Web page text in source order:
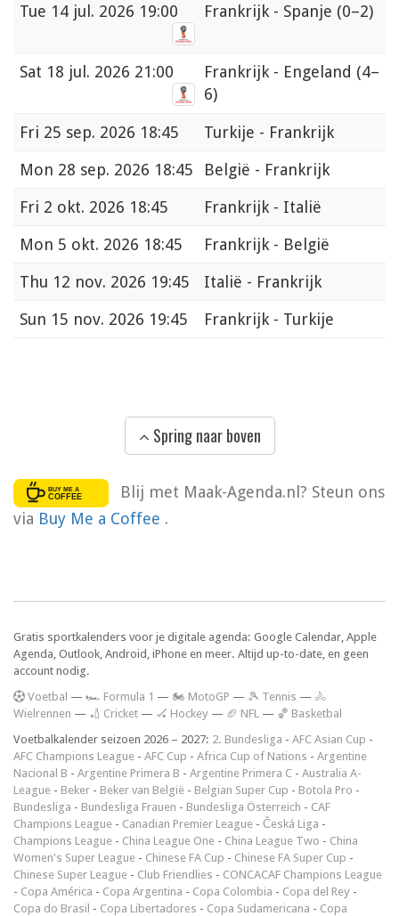
Tue 14 jul. 2026 19:00 Frankrijk - Spanje (0–2)
Sat 18 jul. 2026 21:00 Frankrijk - Engeland (4–
6)
Fri 25 sep. 2026 18:45
Turkije - Frankrijk
Mon 28 sep. 2026 18:45
België - Frankrijk
Fri 2 okt. 2026 18:45
Frankrijk - Italië
Mon 5 okt. 2026 18:45
Frankrijk - België
Thu 12 nov. 2026 19:45
Italië - Frankrijk
Sun 15 nov. 2026 19:45 Frankrijk - Turkije
Spring naar boven
Blij met Maak-Agenda.nl? Steun ons
via Buy Me a Coffee .
Gratis sportkalenders voor je digitale agenda: Google Calendar, Apple
Agenda, Outlook, Android, iPhone en meer. Altijd up-to-date, en geen
account nodig.
Voetbal — 🏎️ Formula 1 — 🏍 MotoGP — 🎾 Tennis — 🚴
Wielrennen — 🏏 Cricket — 🏑 Hockey — 🏈 NFL — 🏀 Basketbal
Voetbalkalender seizoen 2026 – 2027: 2. Bundesliga - AFC Asian Cup -
AFC Champions League - AFC Cup - Africa Cup of Nations - Argentine
Nacional B - Argentine Primera B - Argentine Primera C - Australia A-
League - Beker - Beker van België - Belgian Super Cup - Botola Pro -
Bundesliga - Bundesliga Frauen - Bundesliga Österreich - CAF
Champions League - Canadian Premier League - Česká Liga -
Champions League - China League One - China League Two - China
Women's Super League - Chinese FA Cup - Chinese FA Super Cup -
Chinese Super League - Club Friendlies - CONCACAF Champions League
- Copa América - Copa Argentina - Copa Colombia - Copa del Rey -
Copa do Brasil - Copa Libertadores - Copa Sudamericana - Copa